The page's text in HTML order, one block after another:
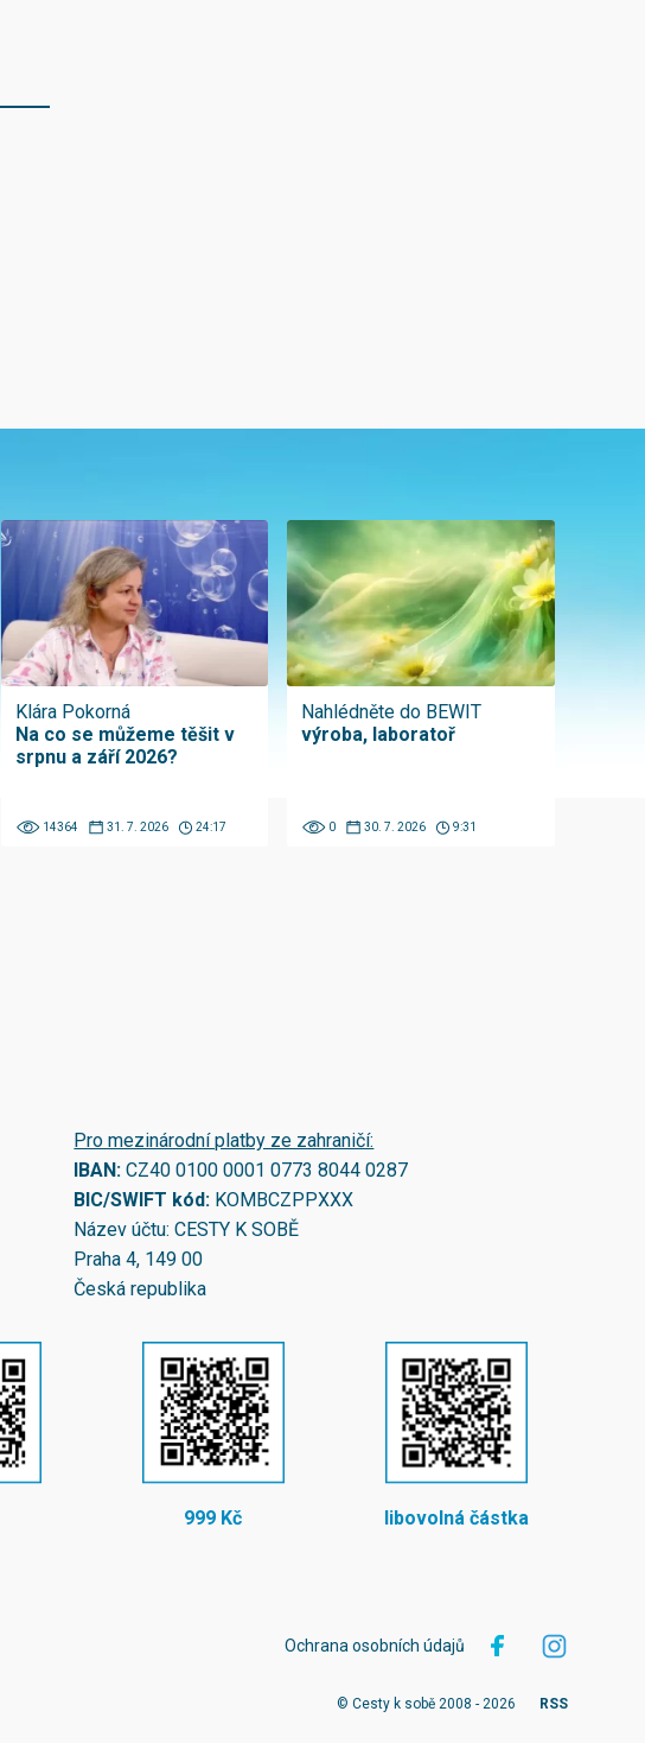
Klára Pokorná
Na co se můžeme těšit v
srpnu a září 2026?
14364 31. 7. 2026 24:17
Nahlédněte do BEWIT
výroba, laboratoř
0 30. 7. 2026 9:31
Pro mezinárodní platby ze zahraničí:
IBAN:CZ40 0100 0001 0773 8044 0287
BIC/SWIFT kód: KOMBCZPPXXX
Název účtu: CESTY K SOBĚ
Praha 4, 149 00
Česká republika
999 Kč libovolná částka
Ochrana osobních údajů
© Cesty k sobě 2008 - 2026 RSS